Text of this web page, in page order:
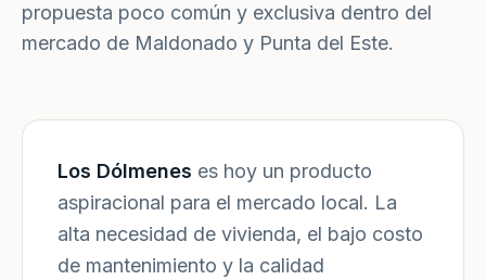
propuesta poco común y exclusiva dentro del
mercado de Maldonado y Punta del Este.
Los Dólmenes es hoy un producto
aspiracional para el mercado local. La
alta necesidad de vivienda, el bajo costo
de mantenimiento y la calidad